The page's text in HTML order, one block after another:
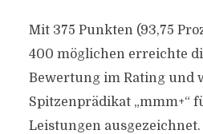
Mit 375 Punkten (93,75
400 möglichen erreichte
Bewertung im Rating und
Spitzenprädikat „mmm+“
Leistungen